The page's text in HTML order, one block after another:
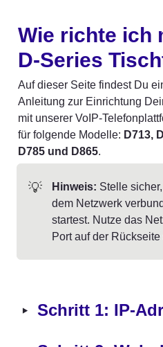
Wie richte ich
D-Series
Auf dieser Seite findest Du
Anleitung zur Einrichtung
mit unserer VoIP-
für folgende Modelle: D713,
D785 und D865.
💡 Hinweis: Stelle
dem Netzwerk
startest. Nutze das
Port auf der Rückseite
‣ Schritt 1: IP-